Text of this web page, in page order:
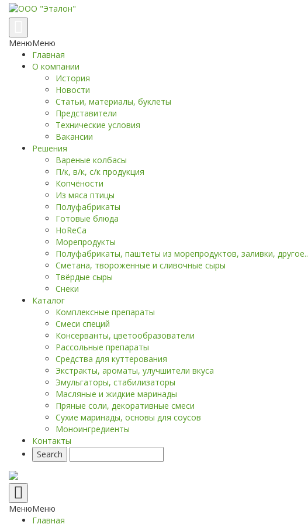
навигации
МенюМеню
Главная
О компании
История
Новости
Статьи, материалы, буклеты
Представители
Технические условия
Вакансии
Решения
Вареные колбасы
П/к, в/к, с/к продукция
Копчёности
Из мяса птицы
Полуфабрикаты
Готовые блюда
HoReCa
Морепродукты
Полуфабрикаты, паштеты из морепродуктов, заливки, другое..
Сметана, твороженные и сливочные сыры
Твёрдые сыры
Снеки
Каталог
Комплексные препараты
Смеси специй
Консерванты, цветообразователи
Рассольные препараты
Средства для куттерования
Экстракты, ароматы, улучшители вкуса
Эмульгаторы, стабилизаторы
Масляные и жидкие маринады
Пряные соли, декоративные смеси
Сухие маринады, основы для соусов
Моноингредиенты
Контакты
Переключение
навигации
МенюМеню
Главная